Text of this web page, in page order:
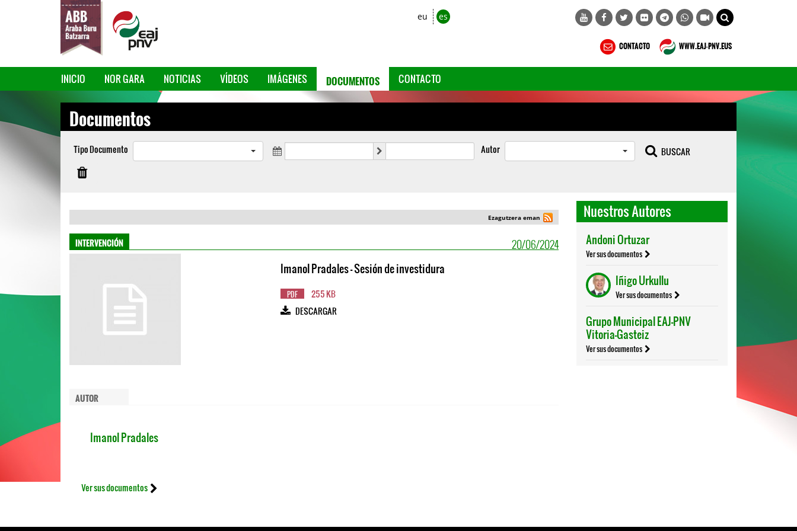
eu es
CONTACTO WWW.EAJ-PNV.EUS
INICIO NOR GARA NOTICIAS VÍDEOS IMÁGENES DOCUMENTOS CONTACTO
Documentos
Tipo Documento Autor BUSCAR
Ezagutzera eman
INTERVENCIÓN 20/06/2024
Imanol Pradales - Sesión de investidura
PDF
255 KB
DESCARGAR
AUTOR
Imanol Pradales
Ver sus documentos
Nuestros Autores
Andoni Ortuzar
Ver sus documentos
Iñigo Urkullu
Ver sus documentos
Grupo Municipal EAJ-PNV
Vitoria-Gasteiz
Ver sus documentos